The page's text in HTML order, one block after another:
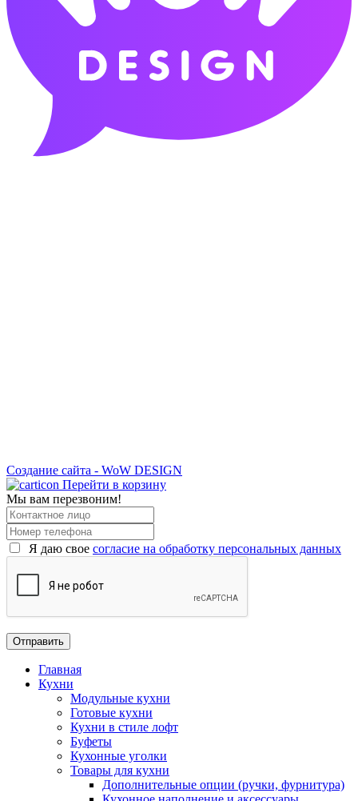
Создание сайта - WoW DESIGN
Перейти в корзину
Мы вам перезвоним!
Я даю свое согласие на обработку персональных данных
Главная
Кухни
Модульные кухни
Готовые кухни
Кухни в стиле лофт
Буфеты
Кухонные уголки
Товары для кухни
Дополнительные опции (ручки, фурнитура)